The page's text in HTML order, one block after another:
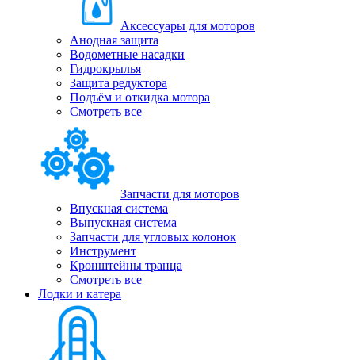
Аксессуары для моторов
Анодная защита
Водометные насадки
Гидрокрылья
Защита редуктора
Подъём и откидка мотора
Смотреть все
Запчасти для моторов
Впускная система
Выпускная система
Запчасти для угловых колонок
Инструмент
Кронштейны транца
Смотреть все
Лодки и катера